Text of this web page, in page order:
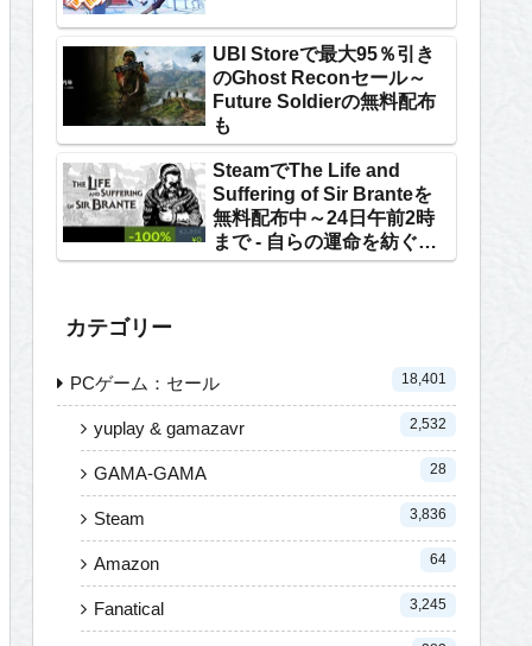
UBI Storeで最大95％引き
のGhost Reconセール～
Future Soldierの無料配布
も
SteamでThe Life and
Suffering of Sir Branteを
無料配布中～24日午前2時
まで - 自らの運命を紡ぐテ
キストRPG
カテゴリー
PCゲーム：セール 18,401
yuplay & gamazavr 2,532
GAMA-GAMA 28
Steam 3,836
Amazon 64
Fanatical 3,245